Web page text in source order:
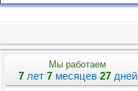
Мы работаем
7лет 7месяцев 27дней